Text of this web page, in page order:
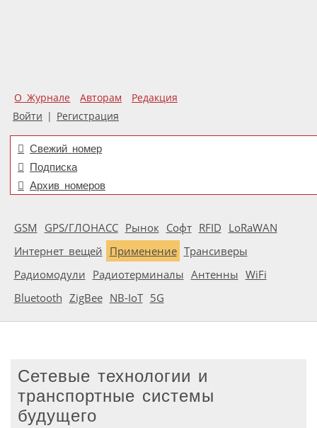
О Журнале Авторам
Редакция
Войти | Регистрация
Свежий номер
Подписка
Архив номеров
GSM GPS/ГЛОНАСС Рынок Софт RFID LoRaWAN
Интернет вещей Применение Трансиверы
Радиомодули Радиотерминалы Антенны WiFi
Bluetooth ZigBee NB-IoT 5G
Cетевые технологии и
транспортные системы
будущего